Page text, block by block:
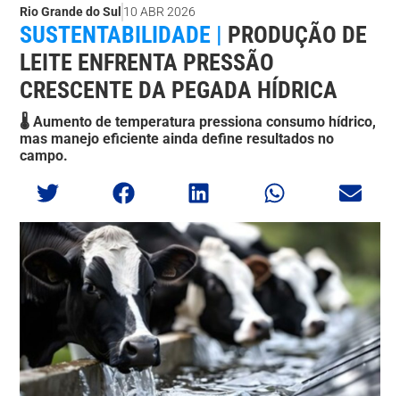
Rio Grande do Sul 10 ABR 2026
SUSTENTABILIDADE | PRODUÇÃO DE
LEITE ENFRENTA PRESSÃO
CRESCENTE DA PEGADA HÍDRICA
🌡️ Aumento de temperatura pressiona consumo hídrico,
mas manejo eficiente ainda define resultados no
campo.